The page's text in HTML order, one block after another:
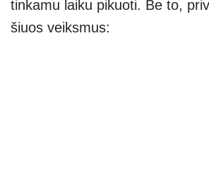
tinkamu laiku pikuoti. Be to,
šiuos veiksmus: